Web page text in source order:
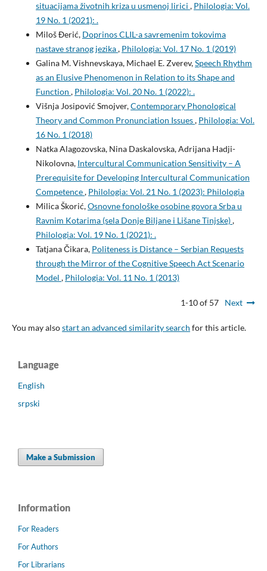
situacijama životnih kriza u usmenoj lirici , Philologia: Vol.
19 No. 1 (2021): .
Miloš Đerić, Doprinos CLIL-a savremenim tokovima
nastave stranog jezika, Philologia: Vol. 17 No. 1 (2019)
Galina M. Vishnevskaya, Michael E. Zverev,Speech Rhythm
as an Elusive Phenomenon in Relation to its Shape and
Function , Philologia: Vol. 20 No. 1 (2022): .
Višnja Josipović Smojver,Contemporary Phonological
Theory and Common Pronunciation Issues, Philologia: Vol.
16 No. 1 (2018)
Natka Alagozovska, Nina Daskalovska, Adrijana Hadji-
Nikolovna, Intercultural Communication Sensitivity – A
Prerequisite for Developing Intercultural Communication
Competence, Philologia: Vol. 21 No. 1 (2023): Philologia
Milica Škorić,Osnovne fonološke osobine govora Srba u
Ravnim Kotarima (sela Donje Biljane i Lišane Tinjske),
Philologia: Vol. 19 No. 1 (2021): .
Tatjana Čikara, Politeness is Distance – Serbian Requests
through the Mirror of the Cognitive Speech Act Scenario
Model , Philologia: Vol. 11 No. 1 (2013)
1-10 of 57 Next
You may alsostart an advanced similarity search for this article.
Language
English
srpski
Make a Submission
Information
For Readers
For Authors
For Librarians